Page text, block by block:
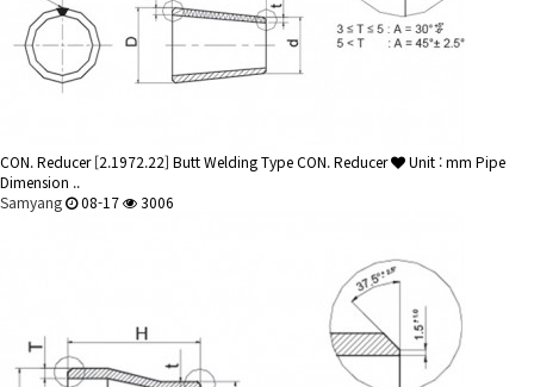
CON. Reducer [2.1972.22] Butt Welding Type CON. Reducer
Unit : mm Pipe
Dimension ..
Samyang
08-17 3006